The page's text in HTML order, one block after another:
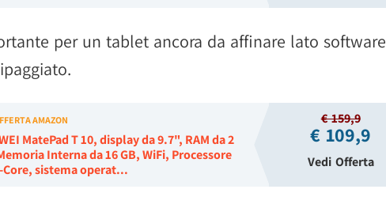
per un tablet ancora da affinare lato software
AMAZON
MatePad T 10, display da 9.7", RAM da 2
Interna da 16 GB, WiFi, Processore
Core, sistema operat...
€ 159,9
€ 109,9
Vedi Offerta